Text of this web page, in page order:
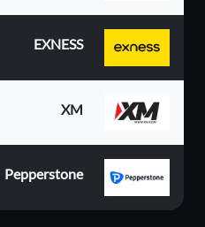
EXNESS
XM
Pepperstone